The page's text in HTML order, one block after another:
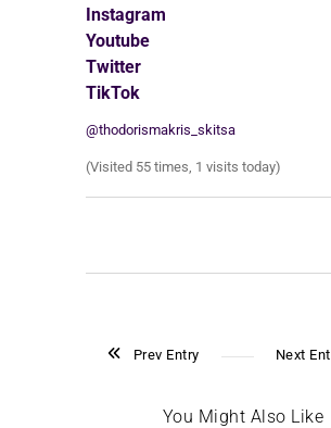
Instagram
Youtube
Twitter
TikTok
@thodorismakris_skitsa
(Visited 55 times, 1 visits today)
Prev Entry Next
You Might Also Like